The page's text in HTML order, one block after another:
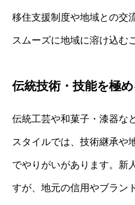
移住支援制度や地域との交
スムーズに地域に溶け込む
伝統技術・技能を極
伝統工芸や和菓子・漆器な
スタイルでは、技術継承や
でやりがいがあります。新
すが、地元の信用やブラン